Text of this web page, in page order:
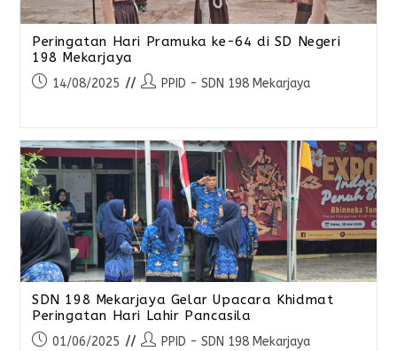
Peringatan Hari Pramuka ke-64 di SD Negeri
198 Mekarjaya
14/08/2025 PPID - SDN 198 Mekarjaya
SDN 198 Mekarjaya Gelar Upacara Khidmat
Peringatan Hari Lahir Pancasila
01/06/2025 PPID - SDN 198 Mekarjaya